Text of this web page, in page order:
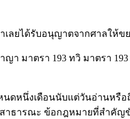
ได้รับอนุญาตจากศาลให้ขย
าตรา 193 ทวิ มาตรา
หนึ่งเดือนนับแต่วันอ่านหรือ
สาธารณะ ข้อกฎหมายที่สำคั